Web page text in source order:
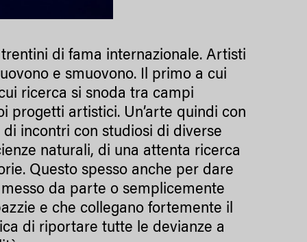
di fama internazionale. Artisti
e smuovono. Il primo a cui
ricerca si snoda tra campi
progetti artistici. Un’arte quindi con
incontri con studiosi di diverse
naturali, di una attenta ricerca
Questo spesso anche per dare
da parte o semplicemente
e che collegano fortemente il
di riportare tutte le devianze a